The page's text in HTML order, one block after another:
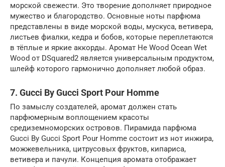
морской свежести. Это творение дополняет природное
мужество и благородство. Основные ноты парфюма
представлены в виде морской воды, мускуса, ветивера,
листьев фиалки, кедра и бобов, которые переплетаются
в тёплые и яркие аккорды. Аромат He Wood Ocean Wet
Wood от DSquared2 является универсальным продуктом,
шлейф которого гармонично дополняет любой образ.
7. Gucci By Gucci Sport Pour Homme
По замыслу создателей, аромат должен стать
парфюмерным воплощением красоты
средиземноморских островов. Пирамида парфюма
Gucci By Gucci Sport Pour Homme состоит из нот инжира,
можжевельника, цитрусовых фруктов, кипариса,
ветивера и пачули. Концепция аромата отображает